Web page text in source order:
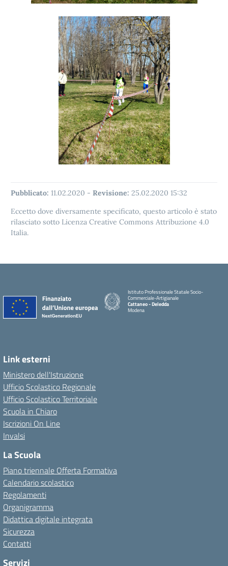
Pubblicato: 11.02.2020 - Revisione: 25.02.2020 15:32
Eccetto dove diversamente specificato, questo articolo è stato
rilasciato sotto Licenza Creative Commons Attribuzione 4.0
Italia.
Istituto Professionale Statale Socio-
Commerciale-Artigianale
Cattaneo - Deledda
Modena
Link esterni
Ministero dell'Istruzione
Ufficio Scolastico Regionale
Ufficio Scolastico Territoriale
Scuola in Chiaro
Iscrizioni On Line
Invalsi
La Scuola
Piano triennale Offerta Formativa
Calendario scolastico
Regolamenti
Organigramma
Didattica digitale integrata
Sicurezza
Contatti
Servizi